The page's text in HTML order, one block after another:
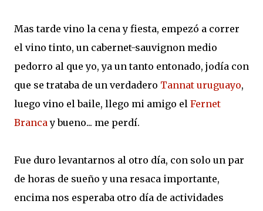
Mas tarde vino la cena y fiesta, empezó a correr
el vino tinto, un cabernet-sauvignon medio
pedorro al que yo, ya un tanto entonado, jodía con
que se trataba de un verdadero Tannat uruguayo,
luego vino el baile, llego mi amigo el Fernet
Brancay bueno... me perdí.
Fue duro levantarnos al otro día, con solo un par
de horas de sueño y una resaca importante,
encima nos esperaba otro día de actividades